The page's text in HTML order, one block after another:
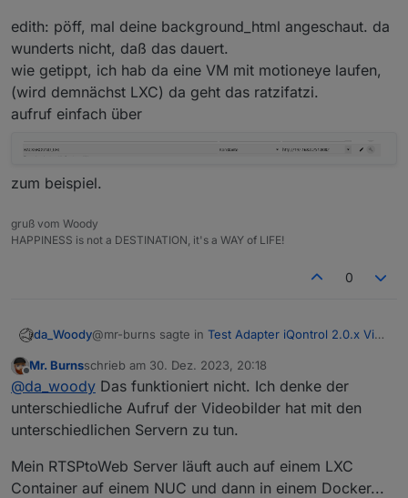
edith: pöff, mal deine background_html angeschaut. da
wunderts nicht, daß das dauert.
wie getippt, ich hab da eine VM mit motioneye laufen,
(wird demnächst LXC) da geht das ratzifatzi.
aufruf einfach über
zum beispiel.
gruß vom Woody
HAPPINESS is not a DESTINATION, it's a WAY of LIFE!
0
da_Woody@mr-burns sagte in Test Adapter iQontrol 2.0.x Vis
RTSPtoWeb Docker
ok, da bin ich raus... (mit docker nix am hut.)
edith: pöff, mal deine background_html angeschaut.
da wunderts nicht, daß das dauert.
Offline
Mr. Burnsschrieb am 30. Dez. 2023, 20:18
zuletzt editiert von
@da_woody Das funktioniert nicht. Ich denke der
unterschiedliche Aufruf der Videobilder hat mit den
unterschiedlichen Servern zu tun.
Mein RTSPtoWeb Server läuft auch auf einem LXC
Container auf einem NUC und dann in einem Docker...